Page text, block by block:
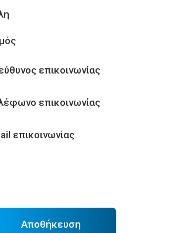
επικοινωνίας
επικοινωνίας
επικοινωνίας
Αποθήκευση